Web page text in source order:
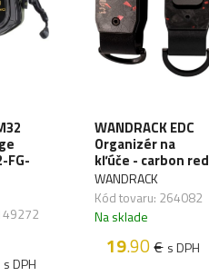
FG-
s DPH
WANDRACK EDC
Organizér na
kľúče - carbon red
WANDRACK
Kód tovaru: 264082
Na sklade
19.90€ s DPH